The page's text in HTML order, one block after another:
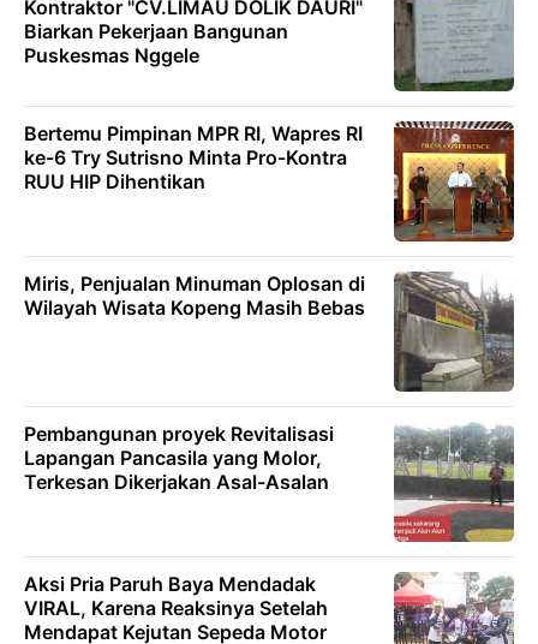
Kontraktor "CV.LIMAU DOLIK DAURI"
Biarkan Pekerjaan Bangunan
Puskesmas Nggele
Bertemu Pimpinan MPR RI, Wapres RI
ke-6 Try Sutrisno Minta Pro-Kontra
RUU HIP Dihentikan
Miris, Penjualan Minuman Oplosan di
Wilayah Wisata Kopeng Masih Bebas
Pembangunan proyek Revitalisasi
Lapangan Pancasila yang Molor,
Terkesan Dikerjakan Asal-Asalan
Aksi Pria Paruh Baya Mendadak
VIRAL, Karena Reaksinya Setelah
Mendapat Kejutan Sepeda Motor